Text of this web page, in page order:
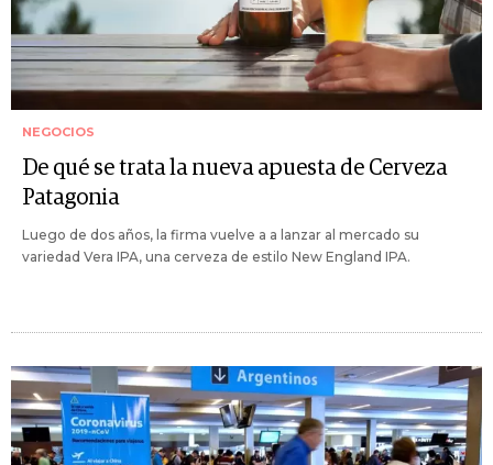
NEGOCIOS
De qué se trata la nueva apuesta de Cerveza
Patagonia
Luego de dos años, la firma vuelve a a lanzar al mercado su
variedad Vera IPA, una cerveza de estilo New England IPA.